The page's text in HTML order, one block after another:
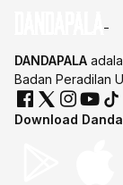
DANDAPALA
Badan Peradilan
Download